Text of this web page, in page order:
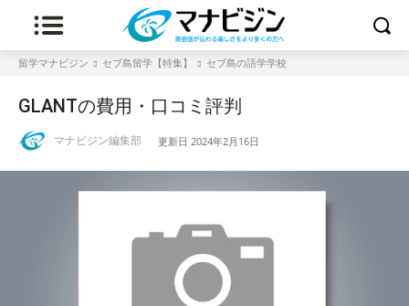
留学マナビジン セブ島留学【特集】 セブ島の語学学校
GLANTの費用・口コミ評判
マナビジン編集部 更新日 2024年2月16日